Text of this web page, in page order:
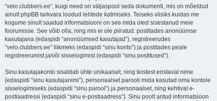
“velo.clubbers.ee”, kuigi need on väljaspool seda dokumenti, mis on mõeldud
ainult phpBB tarkvara loodud lehtede katmiseks. Teiseks viisiks kuidas me
kogume sinult saadud informatsiooni on see mida oled sisestanud meie
foorumisse. See võib olla, ning mis ei ole piiratud: postitades anonüümse
kasutajana (edaspidi “anonüümsed kasutajad”), registreerudes
“velo.clubbers.ee” liikmeks (edaspidi “sinu konto”) ja postitades peale
registreerumist ja/või sisselogimist (edaspidi “sinu postitused”).
Sinu kasutajakonto sisaldab ühte unikaalset, ning teistest eristavat nime
(edaspidi “sinu kasutajanimi”), personaalset parooli mida kasutad oma kontole
sisselogimiseks (edaspidi “sinu parool”) ja personaalset, ning kehtivat e-
postiaadressi (edaspidi “sinu e-postiaadress”). Sinu poolt antud informatsioon